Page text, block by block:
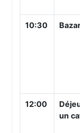
10:30
12:00
un